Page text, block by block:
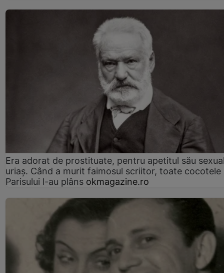
Era adorat de prostituate, pentru apetitul său
uriaș. Când a murit faimosul scriitor, toate cocotele
Parisului l-au plâns okmagazine.ro